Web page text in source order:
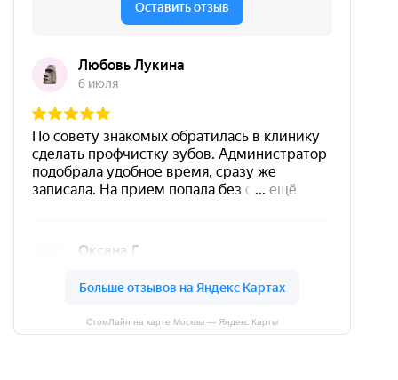
СтомЛайн на карте Москвы — Яндекс Карты